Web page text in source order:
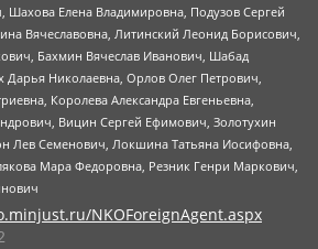
Елена Владимировна, Подузов Сергей
Вячеславовна, Литинский Леонид Борисович,
Бахмин Вячеслав Иванович, Шабад
Дарья Николаевна, Орлов Олег Петрович,
Королева Александра Евгеньевна,
Вицин Сергей Ефимович, Золотухин
Лев Семенович, Локшина Татьяна Иосифовна,
Мара Федоровна, Резник Генри Маркович,
NKOForeignAgent.aspx